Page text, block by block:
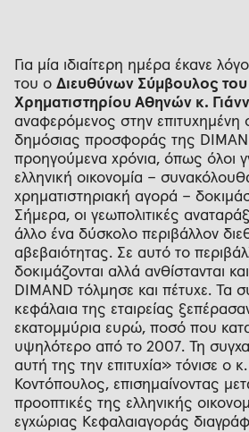
Για μία ιδιαίτερη ημέρα έκανε
του ο Διευθύνων Σύμβουλος
Χρηματιστηρίου Αθηνών κ.
αναφερόμενος στην
δημόσιας προσφοράς της
προηγούμενα χρόνια, όπως όλοι
ελληνική οικονομία –
χρηματιστηριακή αγορά –
Σήμερα, οι γεωπολιτικές
άλλο ένα δύσκολο περιβάλλον
αβεβαιότητας. Σε αυτό το
δοκιμάζονται αλλά ανθίστανται
DIMAND τόλμησε και πέτυχε. Τα
κεφάλαια της εταιρείας
εκατομμύρια ευρώ, ποσό που
υψηλότερο από το 2007. Τη
αυτή της την επιτυχία» τόνισε ο κ.
Κοντόπουλος, επισημαίνοντας
προοπτικές της ελληνικής
εγχώριας Κεφαλαιαγοράς